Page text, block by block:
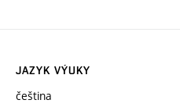
JAZYK VÝUKY
čeština